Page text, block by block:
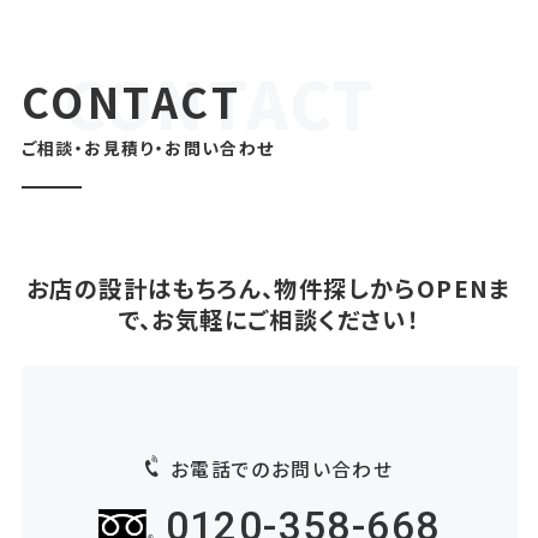
CONTACT
ご相談・お見積り・お問い合わせ
お店の設計はもちろん、物件探しからOPENま
で、お気軽にご相談ください！
お電話でのお問い合わせ
0120-358-668